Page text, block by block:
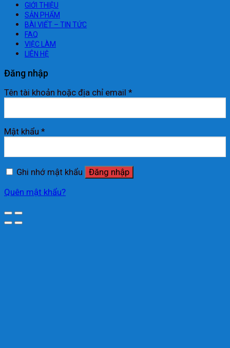
GIỚI THIỆU
SẢN PHẨM
BÀI VIẾT – TIN TỨC
FAQ
VIỆC LÀM
LIÊN HỆ
Đăng nhập
Tên tài khoản hoặc địa chỉ email *
Mật khẩu *
Ghi nhớ mật khẩu Đăng nhập
Quên mật khẩu?